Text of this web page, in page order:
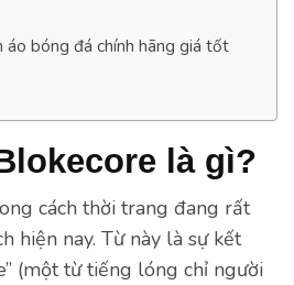
áo bóng đá chính hãng giá tốt
là gì?
cách thời trang đang rất
hiện nay. Từ này là sự kết
(một từ tiếng lóng chỉ người